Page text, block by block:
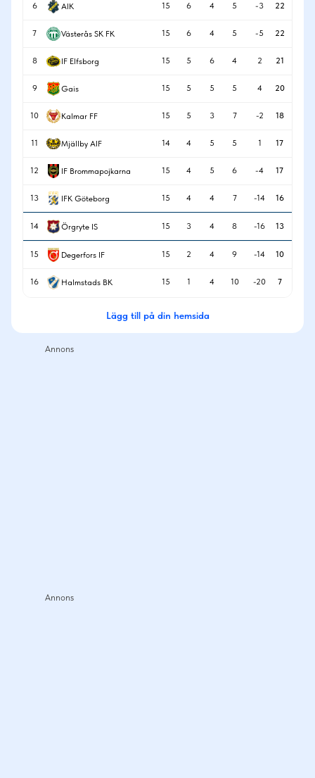
6 AIK 15 6 4 5 -3 22
7 Västerås SK FK 15 6 4 5 -5 22
8 IF Elfsborg 15 5 6 4 2 21
9 Gais 15 5 5 5 4 20
10 Kalmar FF 15 5 3 7 -2 18
11 Mjällby AIF 14 4 5 5 1 17
12 IF Brommapojkarna 15 4 5 6 -4 17
13 IFK Göteborg 15 4 4 7 -14 16
14 Örgryte IS 15 3 4 8 -16 13
15 Degerfors IF 15 2 4 9 -14 10
16 Halmstads BK 15 1 4 10 -20 7
Lägg till på din hemsida